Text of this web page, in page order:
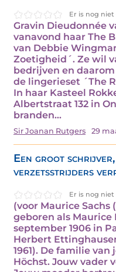
Er is nog
Gravin Dieudonnée
vanavond haar The
van Debbie
Zoetigheid´. Ze wil
bedrijven en
de lingerieset ´The
In haar Kasteel
Albertstraat 132 in
branden…
Sir Joanan Rutgers 29
Een groot schrijver,
verzetsstrijders
Er is nog
(voor Maurice Sachs
geboren als Maurice
september 1906 in
Herbert
1961). De familie
Höchst. Jouw vader